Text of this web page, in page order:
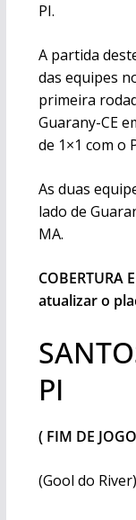
PI.
A partida
das equipes
primeira
Guarany-CE
de 1×1 com o
As duas
lado de
MA.
COBERTURA
atualizar o
PI
( FIM DE
(Gool do